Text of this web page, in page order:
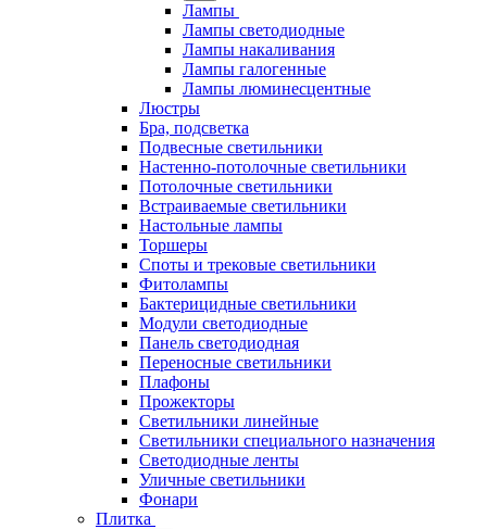
Лампы
Лампы светодиодные
Лампы накаливания
Лампы галогенные
Лампы люминесцентные
Люстры
Бра, подсветка
Подвесные светильники
Настенно-потолочные светильники
Потолочные светильники
Встраиваемые светильники
Настольные лампы
Торшеры
Споты и трековые светильники
Фитолампы
Бактерицидные светильники
Модули светодиодные
Панель светодиодная
Переносные светильники
Плафоны
Прожекторы
Светильники линейные
Светильники специального назначения
Светодиодные ленты
Уличные светильники
Фонари
Плитка